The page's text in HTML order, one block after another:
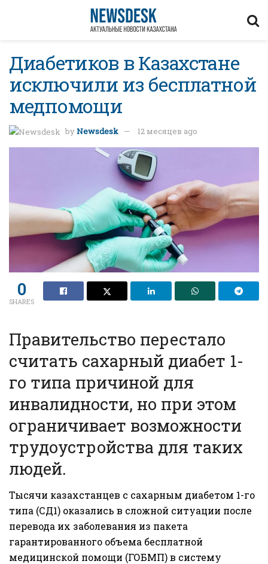
Диабетиков в Казахстане
исключили из бесплатной
медпомощи
byNewsdesk 12 месяцев ago
0
SHARES
Правительство перестало
считать сахарный диабет 1-
го типа причиной для
инвалидности, но при этом
ограничивает возможности
трудоустройства для таких
людей.
Тысячи казахстанцев с сахарным диабетом 1-го
типа (СД1) оказались в сложной ситуации после
перевода их заболевания из пакета
гарантированного объема бесплатной
медицинской помощи (ГОБМП) в систему